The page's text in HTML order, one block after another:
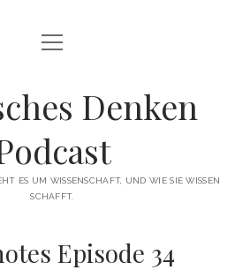
INFO
KRITISCHES DENKEN?
GÄSTE
THEMEN
Menü
öffnen
ES UM WISSENSCHAFT, UND WIE SIE WISSEN
SCHAFFT.
Episode 34